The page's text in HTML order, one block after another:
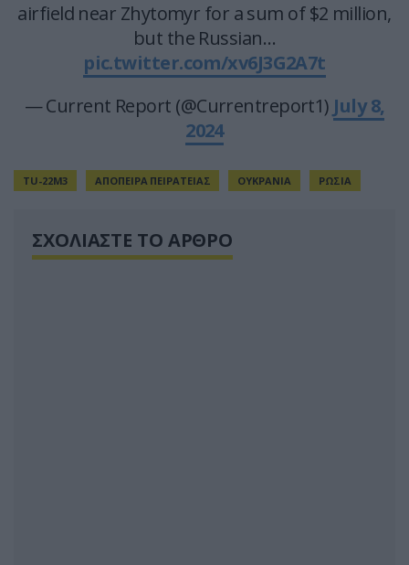
airfield near Zhytomyr for a sum of $2 million,
but the Russian…
pic.twitter.com/xv6J3G2A7t
— Current Report (@Currentreport1) July 8,
2024
TU-22M3 ΑΠΟΠΕΙΡΑ ΠΕΙΡΑΤΕΙΑΣ ΟΥΚΡΑΝΙΑ ΡΩΣΙΑ
ΣΧΟΛΙΑΣΤΕ ΤΟ ΑΡΘΡΟ